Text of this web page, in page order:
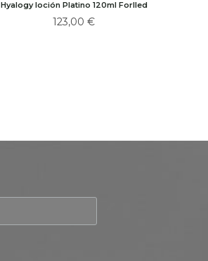
Hyalogy loción Platino 120ml Forlled
123,00 €